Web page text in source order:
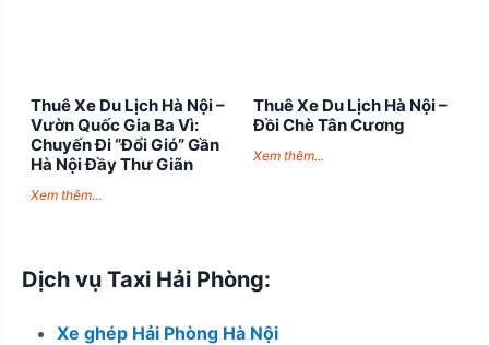
Thuê Xe Du Lịch Hà Nội –
Vườn Quốc Gia Ba Vì:
Chuyến Đi “Đổi Gió” Gần
Hà Nội Đầy Thư Giãn
Xem thêm...
Thuê Xe Du Lịch Hà Nội –
Đồi Chè Tân Cương
Xem thêm...
Dịch vụ Taxi Hải Phòng:
Xe ghép Hải Phòng Hà Nội